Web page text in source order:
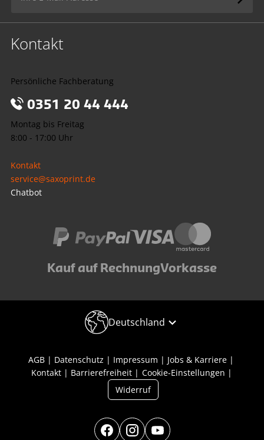
Kontakt
Persönliche Fachberatung
0351 20 44 444
Montag bis Freitag
8:00 - 17:00 Uhr
Kontakt
service@saxoprint.de
Chatbot
Kauf auf RechnungVorkasse
Deutschland
AGB Datenschutz Impressum
Jobs & Karriere
Kontakt
Barrierefreiheit
Cookie-Einstellungen
Widerruf